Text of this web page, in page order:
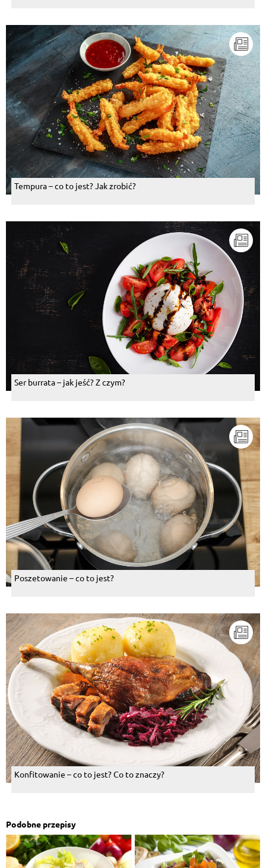
Tempura – co to jest? Jak zrobić?
Ser burrata – jak jeść? Z czym?
Poszetowanie – co to jest?
Konfitowanie – co to jest? Co to znaczy?
Podobne przepisy